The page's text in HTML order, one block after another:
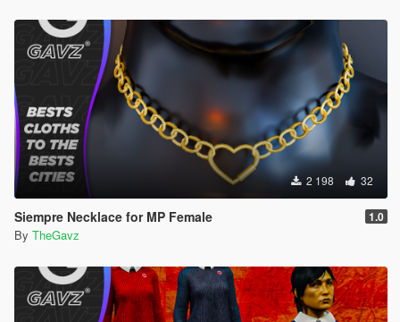
2 198 32
Siempre Necklace for MP Female 1.0
By TheGavz